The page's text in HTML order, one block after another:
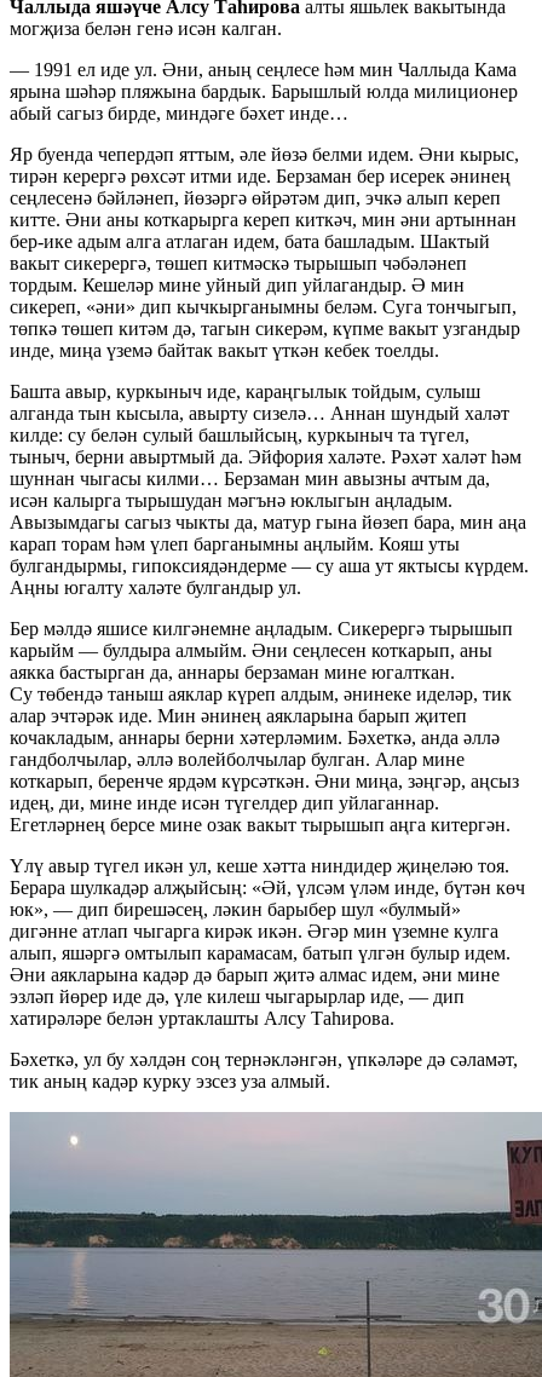
Чаллыда яшәүче Алсу Таһирова алты яшьлек вакытында
могҗиза белән генә исән калган.
— 1991 ел иде ул. Әни, аның сеңлесе һәм мин Чаллыда Кама
ярына шәһәр пляжына бардык. Барышлый юлда милиционер
абый сагыз бирде, миндәге бәхет инде…
Яр буенда чепердәп яттым, әле йөзә белми идем. Әни кырыс,
тирән керергә рөхсәт итми иде. Берзаман бер исерек әнинең
сеңлесенә бәйләнеп, йөзәргә өйрәтәм дип, эчкә алып кереп
китте. Әни аны коткарырга кереп киткәч, мин әни артыннан
бер-ике адым алга атлаган идем, бата башладым. Шактый
вакыт сикерергә, төшеп китмәскә тырышып чәбәләнеп
тордым. Кешеләр мине уйный дип уйлагандыр. Ә мин
сикереп, «әни» дип кычкырганымны беләм. Суга тончыгып,
төпкә төшеп китәм дә, тагын сикерәм, күпме вакыт узгандыр
инде, миңа үземә байтак вакыт үткән кебек тоелды.
Башта авыр, куркыныч иде, караңгылык тойдым, сулыш
алганда тын кысыла, авырту сизелә… Аннан шундый халәт
килде: су белән сулый башлыйсың, куркыныч та түгел,
тыныч, берни авыртмый да. Эйфория халәте. Рәхәт халәт һәм
шуннан чыгасы килми… Берзаман мин авызны ачтым да,
исән калырга тырышудан мәгънә юклыгын аңладым.
Авызымдагы сагыз чыкты да, матур гына йөзеп бара, мин аңа
карап торам һәм үлеп барганымны аңлыйм. Кояш уты
булгандырмы, гипоксиядәндерме — су аша ут яктысы күрдем.
Аңны югалту халәте булгандыр ул.
Бер мәлдә яшисе килгәнемне аңладым. Сикерергә тырышып
карыйм — булдыра алмыйм. Әни сеңлесен коткарып, аны
аякка бастырган да, аннары берзаман мине югалткан.
Су төбендә таныш аяклар күреп алдым, әнинеке иделәр, тик
алар эчтәрәк иде. Мин әнинең аякларына барып җитеп
кочакладым, аннары берни хәтерләмим. Бәхеткә, анда әллә
гандболчылар, әллә волейболчылар булган. Алар мине
коткарып, беренче ярдәм күрсәткән. Әни миңа, зәңгәр, аңсыз
идең, ди, мине инде исән түгелдер дип уйлаганнар.
Егетләрнең берсе мине озак вакыт тырышып аңга китергән.
Үлү авыр түгел икән ул, кеше хәтта ниндидер җиңеләю тоя.
Берара шулкадәр алҗыйсың: «Әй, үлсәм үләм инде, бүтән көч
юк», — дип бирешәсең, ләкин барыбер шул «булмый»
дигәнне атлап чыгарга кирәк икән. Әгәр мин үземне кулга
алып, яшәргә омтылып карамасам, батып үлгән булыр идем.
Әни аякларына кадәр дә барып җитә алмас идем, әни мине
эзләп йөрер иде дә, үле килеш чыгарырлар иде, — дип
хатирәләре белән уртаклашты Алсу Таһирова.
Бәхеткә, ул бу хәлдән соң тернәкләнгән, үпкәләре дә сәламәт,
тик аның кадәр курку эзсез уза алмый.